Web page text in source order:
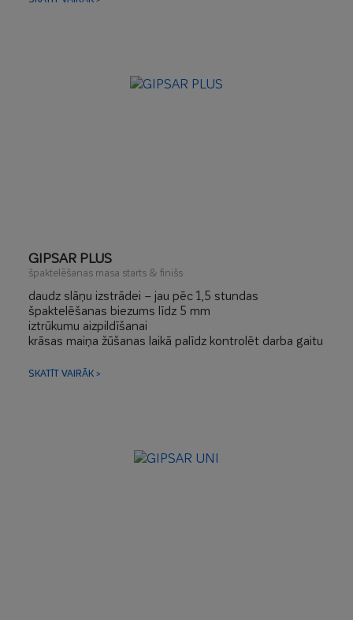
GIPSAR PLUS
špaktelēšanas masa starts & finišs
daudz slāņu izstrādei – jau pēc 1,5 stundas
špaktelēšanas biezums līdz 5 mm
iztrūkumu aizpildīšanai
krāsas maiņa žūšanas laikā palīdz kontrolēt darba gaitu
bojājumiem
SKATĪT VAIRĀK >